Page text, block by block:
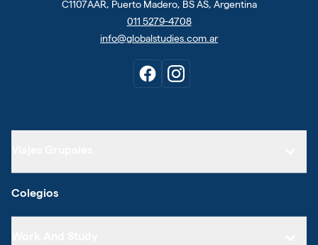
C1107AAR, Puerto Madero, BS AS, Argentina
011 5279-4708
info@globalstudies.com.ar
Colegios